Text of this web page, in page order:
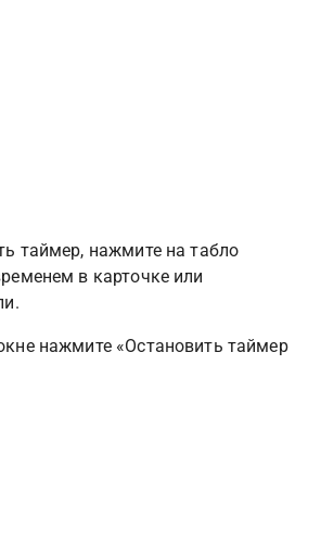
таймер, нажмите на табло
в карточке или
нажмите «Остановить таймер